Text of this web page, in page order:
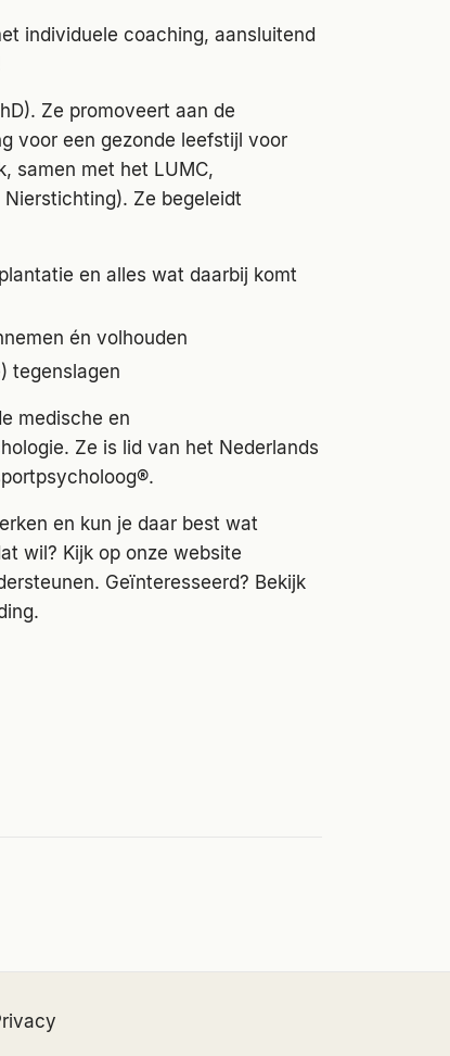
individuele coaching, aansluitend
Ze promoveert aan de
voor een gezonde leefstijl voor
samen met het LUMC,
Nierstichting). Ze begeleidt
en alles wat daarbij komt
én volhouden
tegenslagen
medische en
Ze is lid van het Nederlands
en kun je daar best wat
wil? Kijk op onze website
Geïnteresseerd? Bekijk